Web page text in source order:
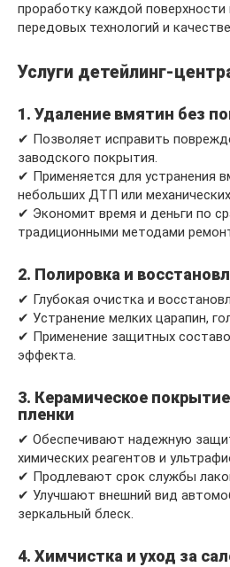
проработку каждой
передовых технологий и
Услуги детейлинг-
1. Удаление вмятин без
✔ Позволяет исправить
заводского покрытия.
✔ Применяется для устранения
небольших ДТП или
✔ Экономит время и деньги по
традиционными методами
2. Полировка и
✔ Глубокая очистка и
✔ Устранение мелких царапин,
✔ Применение защитных
эффекта.
3. Керамическое
пленки
✔ Обеспечивают надежную
химических реагентов и
✔ Продлевают срок службы
✔ Улучшают внешний вид
зеркальный блеск.
4. Химчистка и уход за